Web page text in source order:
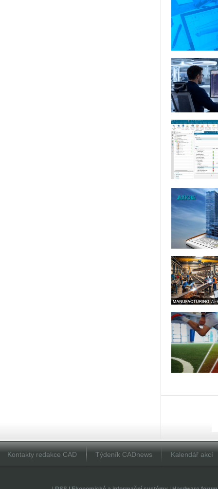
Kontakty redakce CAD Týdeník CADnews Kalendář akcí